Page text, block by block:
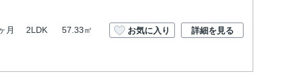
月 2LDK 57.33㎡ お気に入り 詳細を見る